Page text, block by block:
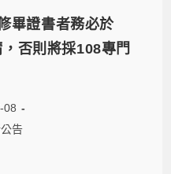
畢證書者務必於
否則將採108專門
08
告